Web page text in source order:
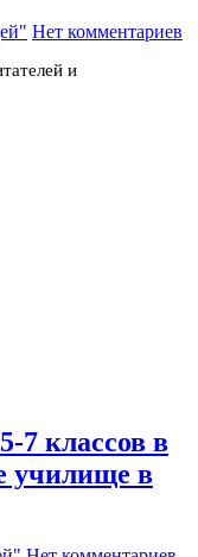
Нет комментариев
и
7 классов в
училище в